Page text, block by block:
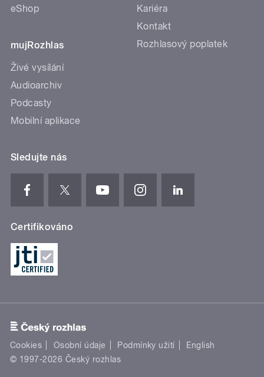
eShop
mujRozhlas
Živé vysílání
Audioarchiv
Podcasty
Mobilní aplikace
Kariéra
Kontakt
Rozhlasový poplatek
Sledujte nás
Certifikováno
Cookies Osobní údaje Podmínky užití
English
© 1997-2026 Český rozhlas